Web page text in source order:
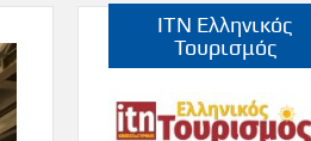
ITN Ελληνικός
Τουρισμός